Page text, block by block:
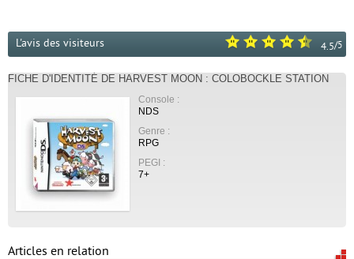
4.5/5
L'avis des visiteurs
FICHE D'IDENTITÉ DE HARVEST MOON : COLOBOCKLE STATION
Console :
NDS
Genre :
RPG
PEGI :
7+
Articles en relation